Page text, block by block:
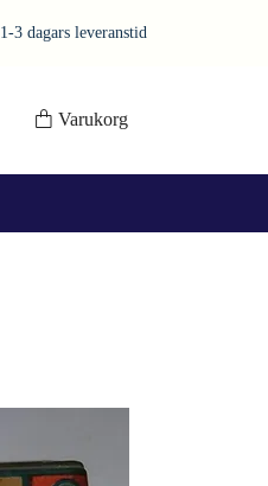
1-3 dagars leveranstid
Varukorg